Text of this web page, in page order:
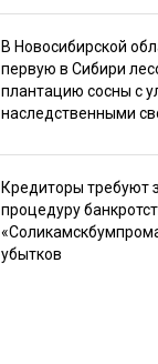
В Новосибирской
первую в Сибири
плантацию сосны с
наследственными
Кредиторы требуют
процедуру
убытков